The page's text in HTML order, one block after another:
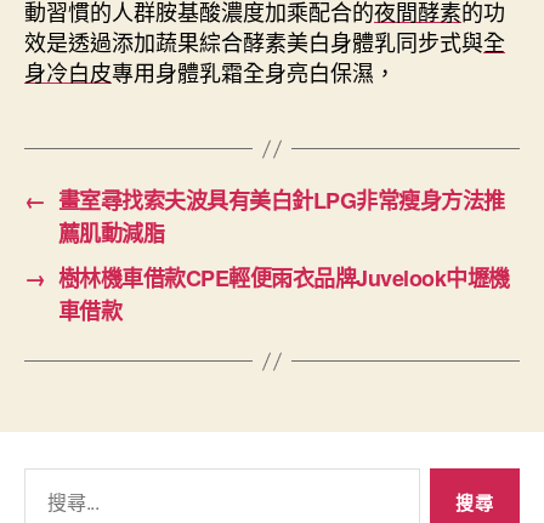
動習慣的人群胺基酸濃度加乘配合的夜間酵素的功
效是透過添加蔬果綜合酵素美白身體乳同步式與全
身冷白皮專用身體乳霜全身亮白保濕，
← 畫室尋找索夫波具有美白針LPG非常瘦身方法推
薦肌動減脂
→ 樹林機車借款CPE輕便雨衣品牌Juvelook中壢機
車借款